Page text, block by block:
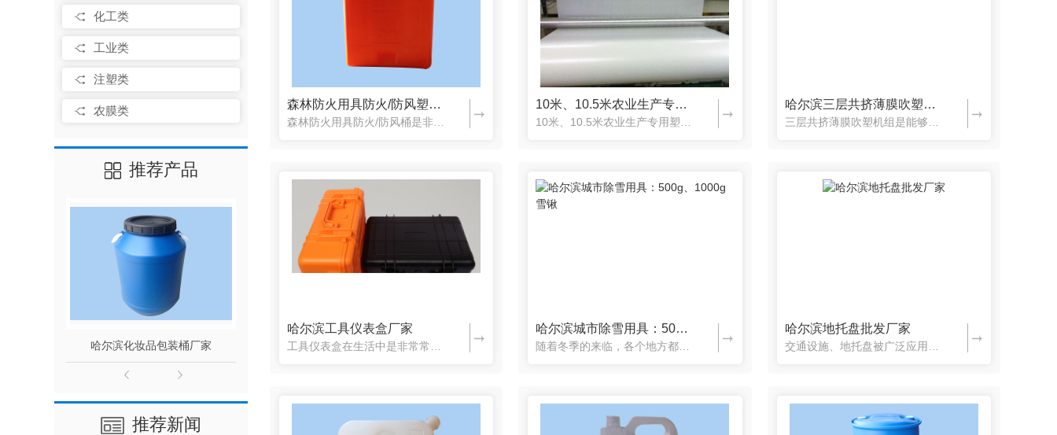
化工类
工业类
注塑类
农膜类
推荐产品
哈尔滨化妆品包装桶厂家 200L食品级酸菜塑料桶厂家 120L医疗黄色垃圾桶价格 哈尔滨工程管
推荐新闻
森林防火用具防火/防风塑料桶生产
森林防火用具防火/防风桶是非常重要的一款工具，防火对于森林来讲是至关重要的，因此会需要一些防火防风设备，鑫顺达塑料制品有限公司专业从事塑料制品十几年，多年经验积累了大量客户，这和产品的质量与**的服务...
10米、10.5米农业生产专用塑料薄膜 哈尔滨三层共挤薄膜吹塑机组价格
哈尔滨工具仪表盒厂家 哈尔滨城市除雪用具：500g、1000g雪锹 哈尔滨地托盘批发厂家